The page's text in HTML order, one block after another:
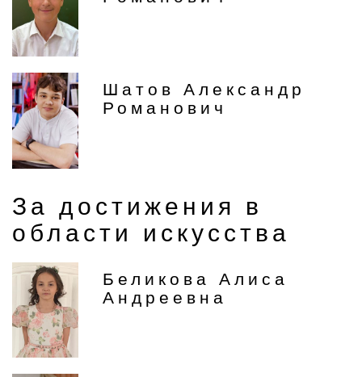
Шатов Александр
Романович
За достижения в
области искусства
Беликова Алиса
Андреевна